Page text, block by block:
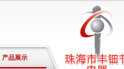
产品展示